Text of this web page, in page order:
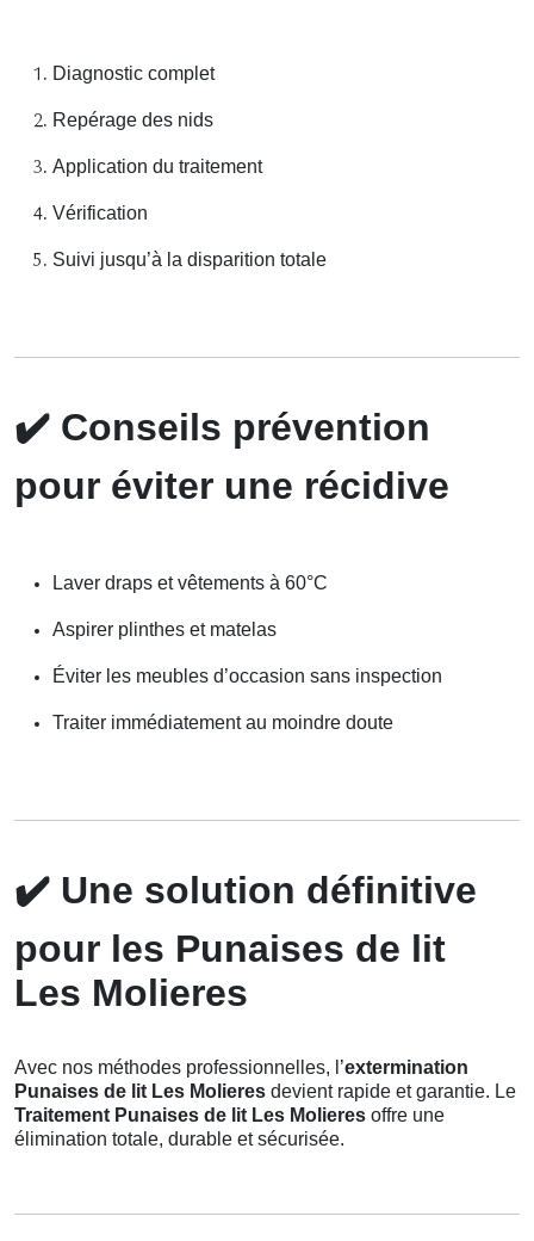
Diagnostic complet
Repérage des nids
Application du traitement
Vérification
Suivi jusqu’à la disparition totale
✔️ Conseils prévention
pour éviter une récidive
Laver draps et vêtements à 60°C
Aspirer plinthes et matelas
Éviter les meubles d’occasion sans inspection
Traiter immédiatement au moindre doute
✔️ Une solution définitive
pour les Punaises de lit
Les Molieres
Avec nos méthodes professionnelles, l’extermination
Punaises de lit Les Molieres devient rapide et garantie. Le
Traitement Punaises de lit Les Molieres offre une
élimination totale, durable et sécurisée.